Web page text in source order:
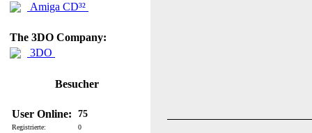
Amiga CD³²
The 3DO Company:
3DO
Besucher
User Online: 75
Registrierte:
0